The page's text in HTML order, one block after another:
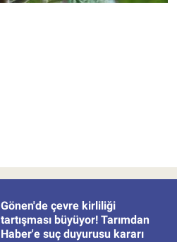
Gönen'de çevre kirliliği
tartışması büyüyor! Tarımdan
Haber'e suç duyurusu kararı